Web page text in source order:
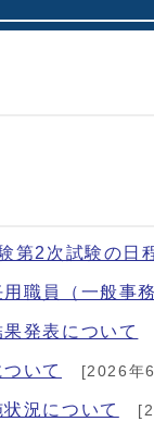
第2次試験の日
職員（一般事
発表について
いて [2026年
況について